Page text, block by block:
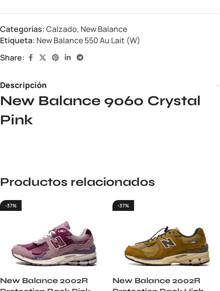
Categorías:Calzado, New Balance
Etiqueta: New Balance 550 Au Lait (W)
Share:
Descripción
New Balance 9060 Crystal
Pink
Productos relacionados
-37%
New Balance 2002R
-37%
New Balance 2002R